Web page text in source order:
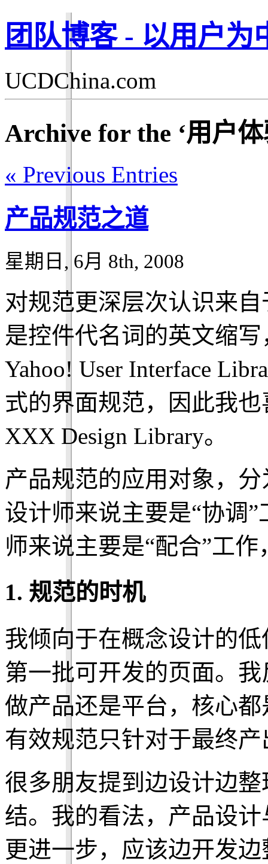
团队博客 - 以用户为
UCDChina.com
Archive for the ‘用户
« Previous Entries
产品规范之道
星期日, 6月 8th, 2008
对规范更深层次认识来
是控件代名词的英文缩
Yahoo! User Interface
式的界面规范，因此我
XXX Design Library。
产品规范的应用对象，
设计师来说主要是“协调
师来说主要是“配合”工
1. 规范的时机
我倾向于在概念设计的
第一批可开发的页面。
做产品还是平台，核心
有效规范只针对于最终产
很多朋友提到边设计边
结。我的看法，产品设
更进一步，应该边开发